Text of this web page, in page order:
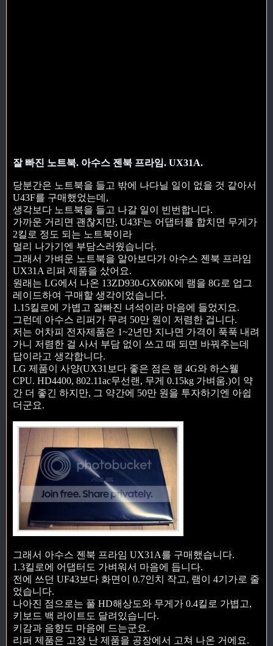
잘 빠진 노트북. 아수스 젠북 프라임. UX31A.
당분간은 노트북을 들고 밖에 나다닐 일이 없을 것 같아서
U43F를 구매했었는데,
생각보다 노트북을 들고 나갈 일이 빈번합니다.
가까운 거리면 괜찮지만, U43F는 어댑터를 합치면 무게가
2킬로 정도 되는 노트북이라
멀리 나가기엔 부담스러웠습니다.
그래서 가벼운 노트북을 알아보다가 아수스 젠북 프라임
UX31A 리퍼 제품을 샀어요.
원래는 LG에서 나온 13ZD930-GX60K에 램을 8G로 업그
레이드하여 구매할 생각이었습니다.
1.15킬로에 가볍고 잘빠진 녀석이라 마음에 들었지요.
그런데 아수스 리퍼가 무려 50만 원이 저렴한 겁니다.
저는 어차피 전자제품은 1~2년만 지나면 가격이 푹푹 내려
가니 저렴한 걸 사서 부담 없이 쓰고 때 되면 바꿔주는데
답이라고 생각합니다.
LG 제품이 사양(UX31보다 좋은 점은 램 4G와 하스웰
CPU. HD4400, 802.11ac무선랜, 무게 0.15kg 가벼움.)이 약
간 더 좋긴 하지만, 그 약간에 50만 원을 투자하기엔 아쉽
더군요.
그래서 아수스 젠북 프라임 UX31A를 구매했습니다.
1.3킬로에 어댑터도 가벼워서 마음에 듭니다.
전에 쓰던 UF43보다 화면이 0.7인치 작고, 램이 4기가로 줄
었습니다.
나아진 점으로는 풀 HD해상도와 무게가 0.4킬로 가볍고,
키보드 백 라이트도 달려있습니다.
키감과 음향도 마음에 드는군요.
리퍼 제품은 고장 난 제품을 공장에서 고쳐 나온 거에요.